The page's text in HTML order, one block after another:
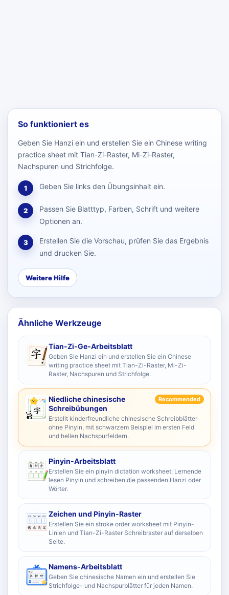
So funktioniert es
Geben Sie Hanzi ein und erstellen Sie ein Chinese writing
practice sheet mit Tian-Zi-Raster, Mi-Zi-Raster,
Nachspuren und Strichfolge.
1 Geben Sie links den Übungsinhalt ein.
2
Passen Sie Blatttyp, Farben, Schrift und weitere
Optionen an.
3
Erstellen Sie die Vorschau, prüfen Sie das Ergebnis
und drucken Sie.
Weitere Hilfe
Ähnliche Werkzeuge
Tian-Zi-Ge-Arbeitsblatt
Geben Sie Hanzi ein und erstellen Sie ein Chinese
writing practice sheet mit Tian-Zi-Raster, Mi-Zi-
Raster, Nachspuren und Strichfolge.
Niedliche chinesische
Schreibübungen
Recommended
Erstellt kinderfreundliche chinesische Schreibblätter
ohne Pinyin, mit schwarzem Beispiel im ersten Feld
und hellen Nachspurfeldern.
Pinyin-Arbeitsblatt
Erstellen Sie ein pinyin dictation worksheet: Lernende
lesen Pinyin und schreiben die passenden Hanzi oder
Wörter.
Zeichen und Pinyin-Raster
Erstellen Sie ein stroke order worksheet mit Pinyin-
Linien und Tian-Zi-Raster Schreibraster auf derselben
Seite.
Namens-Arbeitsblatt
Geben Sie chinesische Namen ein und erstellen Sie
Strichfolge- und Nachspurblätter für jeden Namen.